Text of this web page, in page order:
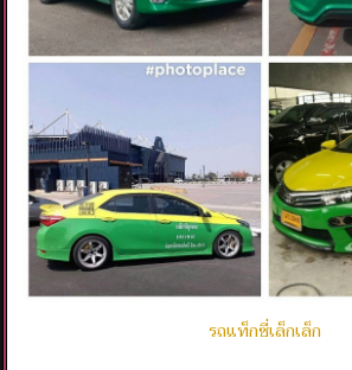
รถแท็กซี่เล็กเล็ก